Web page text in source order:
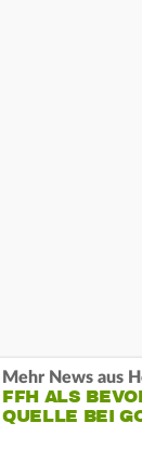
Mehr News aus
FFH ALS
QUELLE BEI